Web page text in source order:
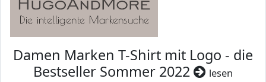
Damen Marken T-Shirt mit Logo - die
Bestseller Sommer 2022
lesen